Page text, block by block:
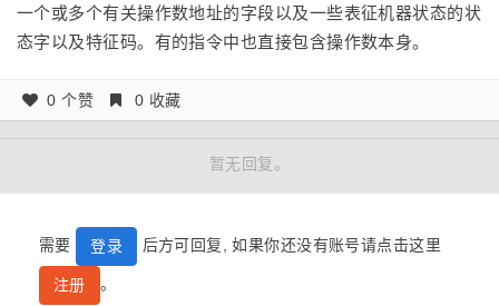
一个或多个有关操作数地址的字段以及一些表征机器状态的状
态字以及特征码。有的指令中也直接包含操作数本身。
0 个赞 0 收藏
暂无回复。
需要 登录 后方可回复, 如果你还没有账号请点击这里
注册 。